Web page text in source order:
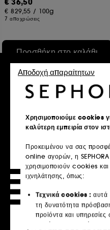
€ 36,50
€ 829,55 / 100g
7 αποχρώσεις
Προσθήκη στο καλάθι
BENEFIT COSMETICS
Dew-la-la Liquid Glow
Highlighter Comet
υγρό highlighter λάμψης Comet
552
100ml
Χρησιμοποιούμε cookies
καλύτερη εμπειρία στον
Προκειμένου να σας
online αγορών, η SEPHORA
χρησιμοποιούν cookies και
ιχνηλάτησης, όπως:
Τεχνικά cookies : αυτά
τη δυνατότητα
προϊόντα και υπηρεσίες
ασφάλεια του
Αποδοχή απαραίτητων